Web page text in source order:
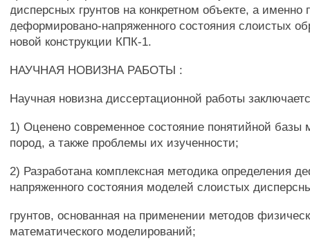
дисперсных грунтов на конкретном объекте, а именно
деформировано-напряженного состояния слоистых
новой конструкции КПК-1.
НАУЧНАЯ НОВИЗНА РАБОТЫ :
Научная новизна диссертационной работы
1) Оценено современное состояние понятийной базы
пород, а также проблемы их изученности;
2) Разработана комплексная методика определения
напряженного состояния моделей слоистых
грунтов, основанная на применении методов
математического моделирований;